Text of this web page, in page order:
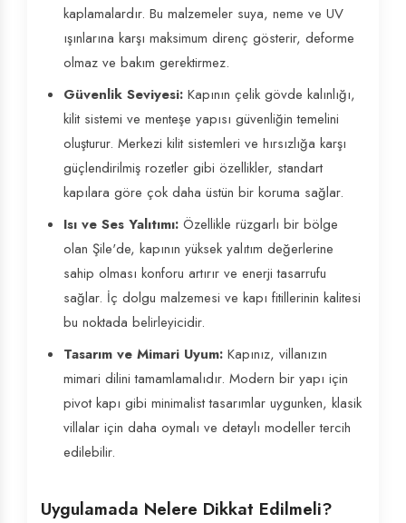
kaplamalardır. Bu malzemeler suya, neme ve UV
ışınlarına karşı maksimum direnç gösterir, deforme
olmaz ve bakım gerektirmez.
Güvenlik Seviyesi: Kapının çelik gövde kalınlığı,
kilit sistemi ve menteşe yapısı güvenliğin temelini
oluşturur. Merkezi kilit sistemleri ve hırsızlığa karşı
güçlendirilmiş rozetler gibi özellikler, standart
kapılara göre çok daha üstün bir koruma sağlar.
Isı ve Ses Yalıtımı: Özellikle rüzgarlı bir bölge
olan Şile'de, kapının yüksek yalıtım değerlerine
sahip olması konforu artırır ve enerji tasarrufu
sağlar. İç dolgu malzemesi ve kapı fitillerinin kalitesi
bu noktada belirleyicidir.
Tasarım ve Mimari Uyum: Kapınız, villanızın
mimari dilini tamamlamalıdır. Modern bir yapı için
pivot kapı gibi minimalist tasarımlar uygunken, klasik
villalar için daha oymalı ve detaylı modeller tercih
edilebilir.
Uygulamada Nelere Dikkat Edilmeli?